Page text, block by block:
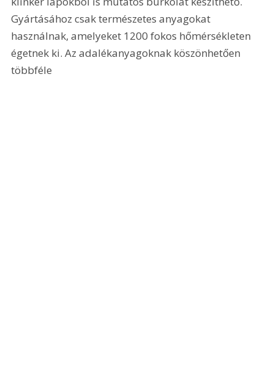
Gyártásához csak természetes anyagokat
használnak, amelyeket 1200 fokos hőmérsékleten
égetnek ki. Az adalékanyagoknak köszönhetően
többféle